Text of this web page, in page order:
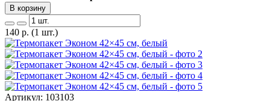
В корзину
140 р. (1 шт.)
Артикул: 103103